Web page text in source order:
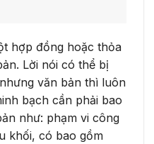
hợp đồng hoặc thỏa
Lời nói có thể bị
văn bản thì luôn
bạch cần phải bao
như: phạm vi công
khối, có bao gồm